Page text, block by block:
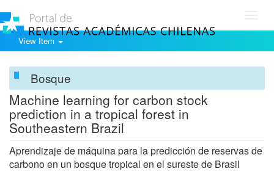
View Item
Bosque
Machine learning for carbon stock
prediction in a tropical forest in
Southeastern Brazil
Aprendizaje de máquina para la predicción de reservas de
carbono en un bosque tropical en el sureste de Brasil